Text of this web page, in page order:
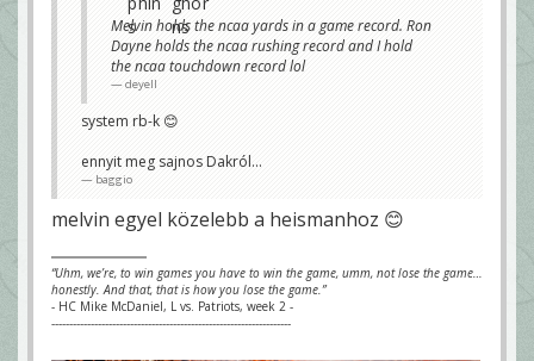
Melvin holds the ncaa yards in a game record. Ron
Dayne holds the ncaa rushing record and I hold
the ncaa touchdown record lol
deyell
system rb-k 😊
ennyit meg sajnos Dakról...
baggio
melvin egyel közelebb a heismanhoz 😊
“Uhm, we’re, to win games you have to win the game, umm, not lose the game…
honestly. And that, that is how you lose the game.”
- HC Mike McDaniel, L vs. Patriots, week 2 -
-------------------------------------------------------------------